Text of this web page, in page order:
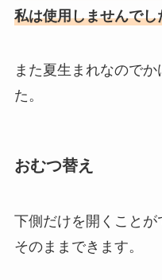
私は使用しませんでし
また夏生まれなので
た。
おむつ替え
下側だけを開くこと
そのままできます。